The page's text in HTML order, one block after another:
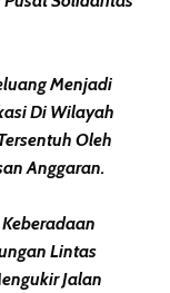
Menjadi
Di Wilayah
Oleh
Anggaran.
Lintas
Jalan